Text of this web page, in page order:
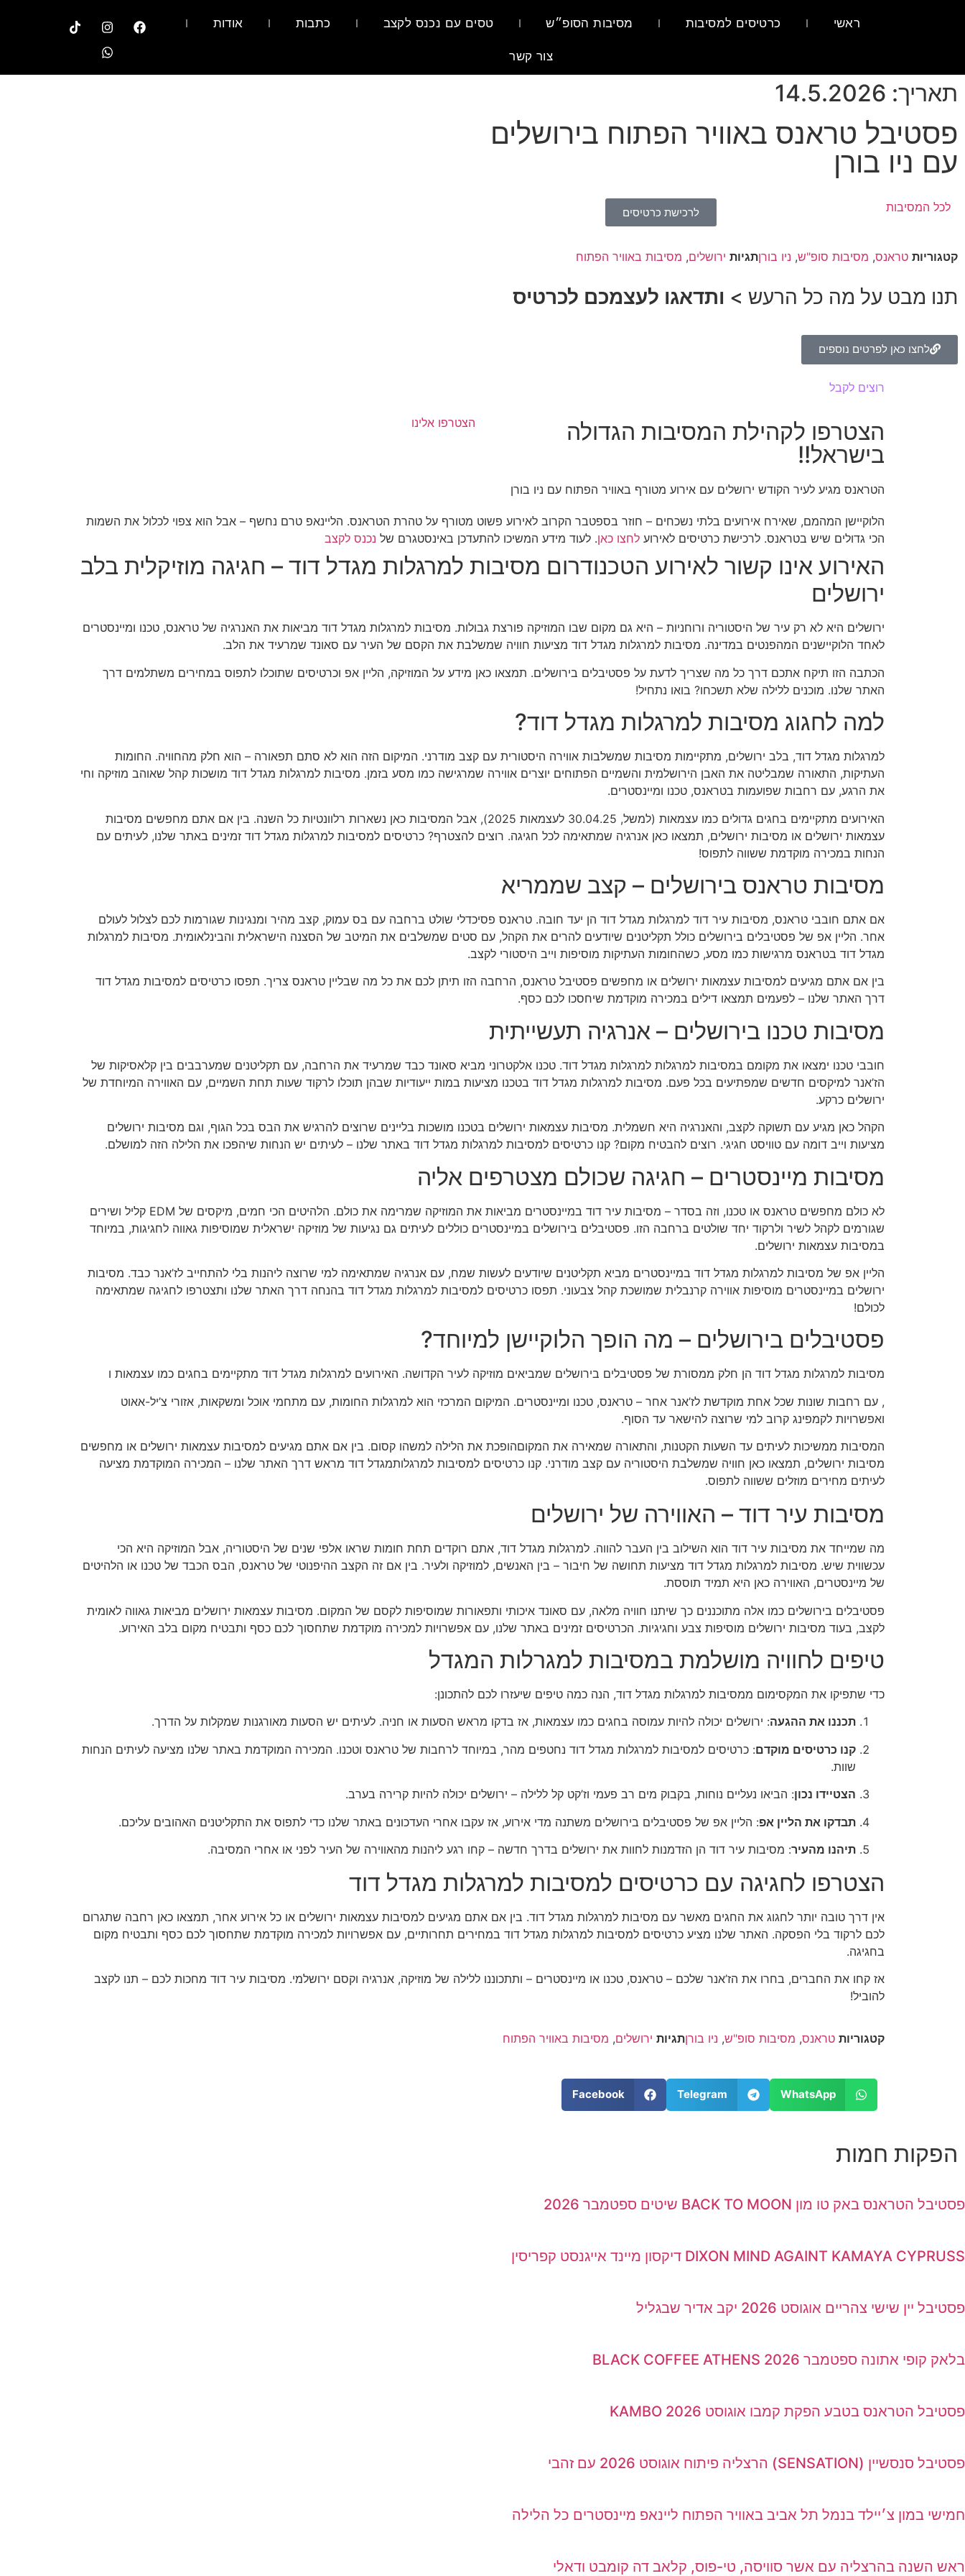
ראשי כרטיסים למסיבות מסיבות הסופ״ש טסים עם נכנס לקצב כתבות אודות
צור קשר
תאריך: 14.5.2026
פסטיבל טראנס באוויר הפתוח בירושלים
עם ניו בורן
לכל המסיבות לרכישת כרטיסים
קטגוריות טראנס, מסיבות סופ"ש, ניו בורןתגיות ירושלים, מסיבות באוויר הפתוח
תנו מבט על מה כל הרעש > ותדאגו לעצמכם לכרטיס
לחצו כאן לפרטים נוספים
רוצים לקבל
הצטרפו לקהילת המסיבות הגדולה
בישראל!!
הצטרפו אלינו
הטראנס מגיע לעיר הקודש ירושלים עם אירוע מטורף באוויר הפתוח עם ניו בורן
הלוקיישן המהמם, שאירח אירועים בלתי נשכחים – חוזר בספטבר הקרוב לאירוע פשוט מטורף על טהרת הטראנס. הליינאפ טרם נחשף – אבל הוא צפוי לכלול את השמות
הכי גדולים שיש בטראנס. לרכישת כרטיסים לאירוע לחצו כאן. לעוד מידע המשיכו להתעדכן באינסטגרם של נכנס לקצב
האירוע אינו קשור לאירוע הטכנודרום מסיבות למרגלות מגדל דוד – חגיגה מוזיקלית בלב
ירושלים
ירושלים היא לא רק עיר של היסטוריה ורוחניות – היא גם מקום שבו המוזיקה פורצת גבולות. מסיבות למרגלות מגדל דוד מביאות את האנרגיה של טראנס, טכנו ומיינסטרים
לאחד הלוקיישנים המהפנטים במדינה. מסיבות למרגלות מגדל דוד מציעות חוויה שמשלבת את הקסם של העיר עם סאונד שמרעיד את הלב.
הכתבה הזו תיקח אתכם דרך כל מה שצריך לדעת על פסטיבלים בירושלים. תמצאו כאן מידע על המוזיקה, הליין אפ וכרטיסים שתוכלו לתפוס במחירים משתלמים דרך
האתר שלנו. מוכנים ללילה שלא תשכחו? בואו נתחיל!
למה לחגוג מסיבות למרגלות מגדל דוד?
למרגלות מגדל דוד, בלב ירושלים, מתקיימות מסיבות שמשלבות אווירה היסטורית עם קצב מודרני. המיקום הזה הוא לא סתם תפאורה – הוא חלק מהחוויה. החומות
העתיקות, התאורה שמבליטה את האבן הירושלמית והשמיים הפתוחים יוצרים אווירה שמרגישה כמו מסע בזמן. מסיבות למרגלות מגדל דוד מושכות קהל שאוהב מוזיקה וחי
את הרגע, עם רחבות שפועמות בטראנס, טכנו ומיינסטרים.
האירועים מתקיימים בחגים גדולים כמו עצמאות (למשל, 30.04.25 לעצמאות 2025), אבל המסיבות כאן נשארות רלוונטיות כל השנה. בין אם אתם מחפשים מסיבות
עצמאות ירושלים או מסיבות ירושלים, תמצאו כאן אנרגיה שמתאימה לכל חגיגה. רוצים להצטרף? כרטיסים למסיבות למרגלות מגדל דוד זמינים באתר שלנו, לעיתים עם
הנחות במכירה מוקדמת ששווה לתפוס!
מסיבות טראנס בירושלים – קצב שממריא
אם אתם חובבי טראנס, מסיבות עיר דוד למרגלות מגדל דוד הן יעד חובה. טראנס פסיכדלי שולט ברחבה עם בס עמוק, קצב מהיר ומנגינות שגורמות לכם לצלול לעולם
אחר. הליין אפ של פסטיבלים בירושלים כולל תקליטנים שיודעים להרים את הקהל, עם סטים שמשלבים את המיטב של הסצנה הישראלית והבינלאומית. מסיבות למרגלות
מגדל דוד בטראנס מרגישות כמו מסע, כשהחומות העתיקות מוסיפות וייב היסטורי לקצב.
בין אם אתם מגיעים למסיבות עצמאות ירושלים או מחפשים פסטיבל טראנס, הרחבה הזו תיתן לכם את כל מה שבליין טראנס צריך. תפסו כרטיסים למסיבות מגדל דוד
דרך האתר שלנו – לפעמים תמצאו דילים במכירה מוקדמת שיחסכו לכם כסף.
מסיבות טכנו בירושלים – אנרגיה תעשייתית
חובבי טכנו ימצאו את מקומם במסיבות למרגלות למרגלות מגדל דוד. טכנו אלקטרוני מביא סאונד כבד שמרעיד את הרחבה, עם תקליטנים שמערבבים בין קלאסיקות של
הז’אנר למיקסים חדשים שמפתיעים בכל פעם. מסיבות למרגלות מגדל דוד בטכנו מציעות במות ייעודיות שבהן תוכלו לרקוד שעות תחת השמיים, עם האווירה המיוחדת של
ירושלים כרקע.
הקהל כאן מגיע עם תשוקה לקצב, והאנרגיה היא חשמלית. מסיבות עצמאות ירושלים בטכנו מושכות בליינים שרוצים להרגיש את הבס בכל הגוף, וגם מסיבות ירושלים
מציעות וייב דומה עם טוויסט חגיגי. רוצים להבטיח מקום? קנו כרטיסים למסיבות למרגלות מגדל דוד באתר שלנו – לעיתים יש הנחות שיהפכו את הלילה הזה למושלם.
מסיבות מיינסטרים – חגיגה שכולם מצטרפים אליה
לא כולם מחפשים טראנס או טכנו, וזה בסדר – מסיבות עיר דוד במיינסטרים מביאות את המוזיקה שמרימה את כולם. הלהיטים הכי חמים, מיקסים של EDM קליל ושירים
שגורמים לקהל לשיר ולרקוד יחד שולטים ברחבה הזו. פסטיבלים בירושלים במיינסטרים כוללים לעיתים גם נגיעות של מוזיקה ישראלית שמוסיפות גאווה לחגיגות, במיוחד
במסיבות עצמאות ירושלים.
הליין אפ של מסיבות למרגלות מגדל דוד במיינסטרים מביא תקליטנים שיודעים לעשות שמח, עם אנרגיה שמתאימה למי שרוצה ליהנות בלי להתחייב לז’אנר כבד. מסיבות
ירושלים במיינסטרים מוסיפות אווירה קרנבלית שמושכת קהל צבעוני. תפסו כרטיסים למסיבות למרגלות מגדל דוד בהנחה דרך האתר שלנו ותצטרפו לחגיגה שמתאימה
לכולם!
פסטיבלים בירושלים – מה הופך הלוקיישן למיוחד?
מסיבות למרגלות מגדל דוד הן חלק ממסורת של פסטיבלים בירושלים שמביאים מוזיקה לעיר הקדושה. האירועים למרגלות מגדל דוד מתקיימים בחגים כמו עצמאות ו
, עם רחבות שונות שכל אחת מוקדשת לז’אנר אחר – טראנס, טכנו ומיינסטרים. המיקום המרכזי הוא למרגלות החומות, עם מתחמי אוכל ומשקאות, אזורי צ’יל-אאוט
ואפשרויות לקמפינג קרוב למי שרוצה להישאר עד הסוף.
המסיבות ממשיכות לעיתים עד השעות הקטנות, והתאורה שמאירה את המקוםהופכת את הלילה למשהו קסום. בין אם אתם מגיעים למסיבות עצמאות ירושלים או מחפשים
מסיבות ירושלים, תמצאו כאן חוויה שמשלבת היסטוריה עם קצב מודרני. קנו כרטיסים למסיבות למרגלותמגדל דוד מראש דרך האתר שלנו – המכירה המוקדמת מציעה
לעיתים מחירים מוזלים ששווה לתפוס.
מסיבות עיר דוד – האווירה של ירושלים
מה שמייחד את מסיבות עיר דוד הוא השילוב בין העבר להווה. למרגלות מגדל דוד, אתם רוקדים תחת חומות שראו אלפי שנים של היסטוריה, אבל המוזיקה היא הכי
עכשווית שיש. מסיבות למרגלות מגדל דוד מציעות תחושה של חיבור – בין האנשים, למוזיקה ולעיר. בין אם זה הקצב ההיפנוטי של טראנס, הבס הכבד של טכנו או הלהיטים
של מיינסטרים, האווירה כאן היא תמיד תוססת.
פסטיבלים בירושלים כמו אלה מתוכננים כך שיתנו חוויה מלאה, עם סאונד איכותי ותפאורות שמוסיפות לקסם של המקום. מסיבות עצמאות ירושלים מביאות גאווה לאומית
לקצב, בעוד מסיבות ירושלים מוסיפות צבע וחגיגיות. הכרטיסים זמינים באתר שלנו, עם אפשרויות למכירה מוקדמת שתחסוך לכם כסף ותבטיח מקום בלב האירוע.
טיפים לחוויה מושלמת במסיבות למגרלות המגדל
כדי שתפיקו את המקסימום ממסיבות למרגלות מגדל דוד, הנה כמה טיפים שיעזרו לכם להתכונן:
תכננו את ההגעה: ירושלים יכולה להיות עמוסה בחגים כמו עצמאות, אז בדקו מראש הסעות או חניה. לעיתים יש הסעות מאורגנות שמקלות על הדרך.
קנו כרטיסים מוקדם: כרטיסים למסיבות למרגלות מגדל דוד נחטפים מהר, במיוחד לרחבות של טראנס וטכנו. המכירה המוקדמת באתר שלנו מציעה לעיתים הנחות
שוות.
הצטיידו נכון: הביאו נעליים נוחות, בקבוק מים רב פעמי וז’קט קל ללילה – ירושלים יכולה להיות קרירה בערב.
תבדקו את הליין אפ: הליין אפ של פסטיבלים בירושלים משתנה מדי אירוע, אז עקבו אחרי העדכונים באתר שלנו כדי לתפוס את התקליטנים האהובים עליכם.
תיהנו מהעיר: מסיבות עיר דוד הן הזדמנות לחוות את ירושלים בדרך חדשה – קחו רגע ליהנות מהאווירה של העיר לפני או אחרי המסיבה.
הצטרפו לחגיגה עם כרטיסים למסיבות למרגלות מגדל דוד
אין דרך טובה יותר לחגוג את החגים מאשר עם מסיבות למרגלות מגדל דוד. בין אם אתם מגיעים למסיבות עצמאות ירושלים או כל אירוע אחר, תמצאו כאן רחבה שתגרום
לכם לרקוד בלי הפסקה. האתר שלנו מציע כרטיסים למסיבות למרגלות מגדל דוד במחירים תחרותיים, עם אפשרויות למכירה מוקדמת שתחסוך לכם כסף ותבטיח מקום
בחגיגה.
אז קחו את החברים, בחרו את הז’אנר שלכם – טראנס, טכנו או מיינסטרים – ותתכוננו ללילה של מוזיקה, אנרגיה וקסם ירושלמי. מסיבות עיר דוד מחכות לכם – תנו לקצב
להוביל!
קטגוריות טראנס, מסיבות סופ"ש, ניו בורןתגיות ירושלים, מסיבות באוויר הפתוח
WhatsApp
Telegram
Facebook
הפקות חמות
פסטיבל הטראנס באק טו מון BACK TO MOON שיטים ספטמבר 2026
DIXON MIND AGAINT KAMAYA CYPRUSS דיקסון מיינד אייגנסט קפריסין
פסטיבל יין שישי צהריים אוגוסט 2026 יקב אדיר שבגליל
בלאק קופי אתונה ספטמבר 2026 BLACK COFFEE ATHENS
פסטיבל הטראנס בטבע הפקת קמבו אוגוסט 2026 KAMBO
פסטיבל סנסשיין (SENSATION) הרצליה פיתוח אוגוסט 2026 עם זהבי
חמישי במון צ׳יילד בנמל תל אביב באוויר הפתוח ליינאפ מיינסטרים כל הלילה
ראש השנה בהרצליה עם אשר סוויסה, טי-פוס, קלאב דה קומבט ודאלי